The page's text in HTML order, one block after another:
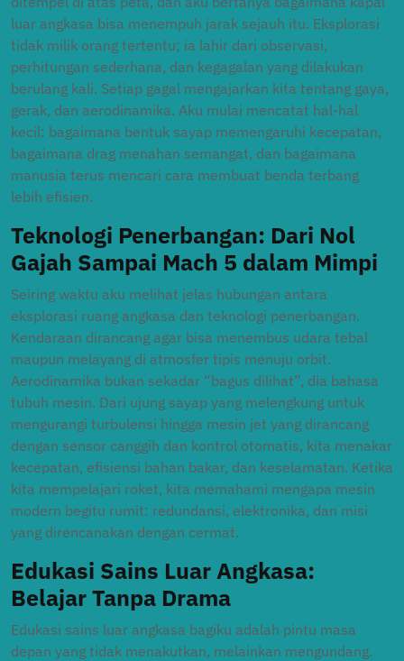
luar angkasa bisa menempuh jarak sejauh itu. Eksplorasi
tidak milik orang tertentu; ia lahir dari observasi,
perhitungan sederhana, dan kegagalan yang dilakukan
berulang kali. Setiap gagal mengajarkan kita tentang gaya,
gerak, dan aerodinamika. Aku mulai mencatat hal-hal
kecil: bagaimana bentuk sayap memengaruhi kecepatan,
bagaimana drag menahan semangat, dan bagaimana
manusia terus mencari cara membuat benda terbang
lebih efisien.
Teknologi Penerbangan: Dari Nol
Gajah Sampai Mach 5 dalam Mimpi
Seiring waktu aku melihat jelas hubungan antara
eksplorasi ruang angkasa dan teknologi penerbangan.
Kendaraan dirancang agar bisa menembus udara tebal
maupun melayang di atmosfer tipis menuju orbit.
Aerodinamika bukan sekadar “bagus dilihat”, dia bahasa
tubuh mesin. Dari ujung sayap yang melengkung untuk
mengurangi turbulensi hingga mesin jet yang dirancang
dengan sensor canggih dan kontrol otomatis, kita menakar
kecepatan, efisiensi bahan bakar, dan keselamatan. Ketika
kita mempelajari roket, kita memahami mengapa mesin
modern begitu rumit: redundansi, elektronika, dan misi
yang direncanakan dengan cermat.
Edukasi Sains Luar Angkasa:
Belajar Tanpa Drama
Edukasi sains luar angkasa bagiku adalah pintu masa
depan yang tidak menakutkan, melainkan mengundang.